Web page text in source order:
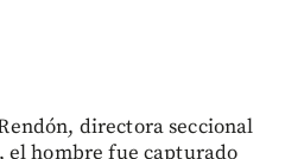
directora seccional
el hombre fue capturado